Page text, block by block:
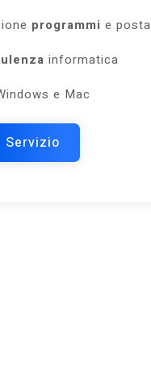
programmi e posta
informatica
e Mac